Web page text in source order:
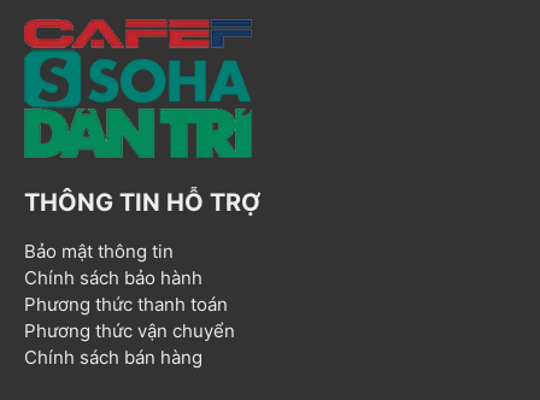
THÔNG TIN HỖ TRỢ
Bảo mật thông tin
Chính sách bảo hành
Phương thức thanh toán
Phương thức vận chuyển
Chính sách bán hàng